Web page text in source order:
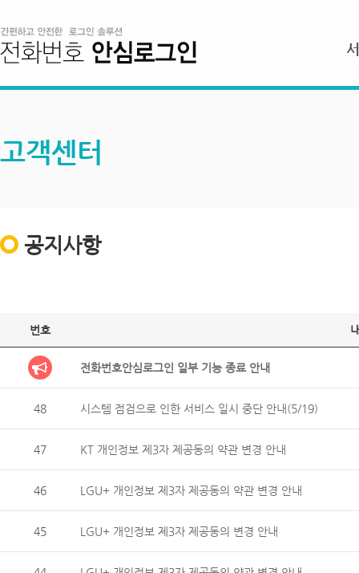
고객센터
공지사항
번호
전화번호안심로그인 일부 기능 종료 안내
48 시스템 점검으로 인한 서비스 일시 중단 안내(5/19)
47 KT 개인정보 제3자 제공동의 약관 변경 안내
46 LGU+ 개인정보 제3자 제공동의 약관 변경 안내
45 LGU+ 개인정보 제3자 제공동의 변경 안내